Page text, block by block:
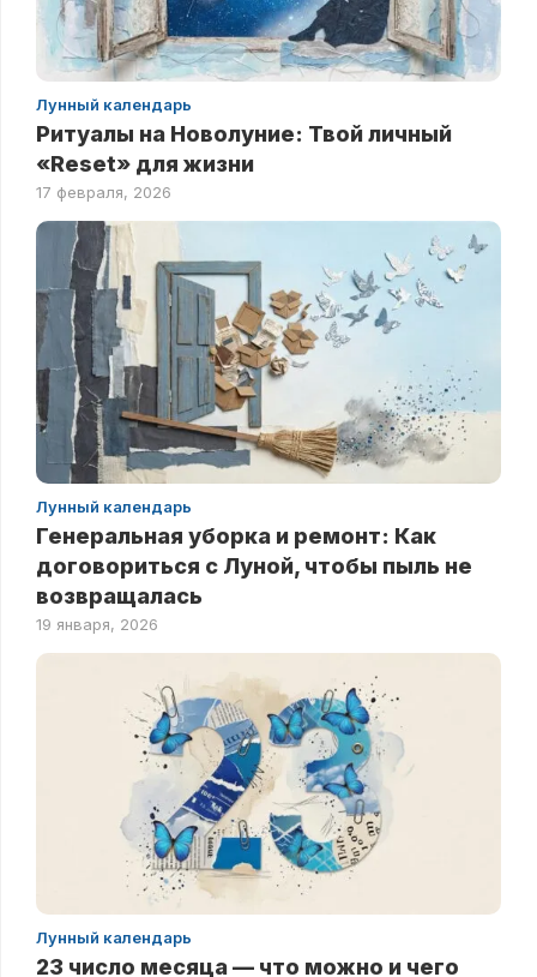
Лунный календарь
Ритуалы на Новолуние: Твой личный
«Reset» для жизни
17 февраля, 2026
Лунный календарь
Генеральная уборка и ремонт: Как
договориться с Луной, чтобы пыль не
возвращалась
19 января, 2026
Лунный календарь
23 число месяца — что можно и чего